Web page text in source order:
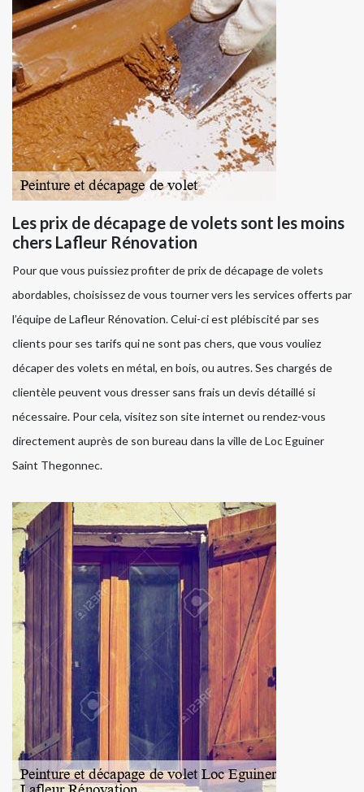
Les prix de décapage de volets sont les moins
chers Lafleur Rénovation
Pour que vous puissiez profiter de prix de décapage de volets
abordables, choisissez de vous tourner vers les services offerts par
l’équipe de Lafleur Rénovation. Celui-ci est plébiscité par ses
clients pour ses tarifs qui ne sont pas chers, que vous vouliez
décaper des volets en métal, en bois, ou autres. Ses chargés de
clientèle peuvent vous dresser sans frais un devis détaillé si
nécessaire. Pour cela, visitez son site internet ou rendez-vous
directement auprès de son bureau dans la ville de Loc Eguiner
Saint Thegonnec.